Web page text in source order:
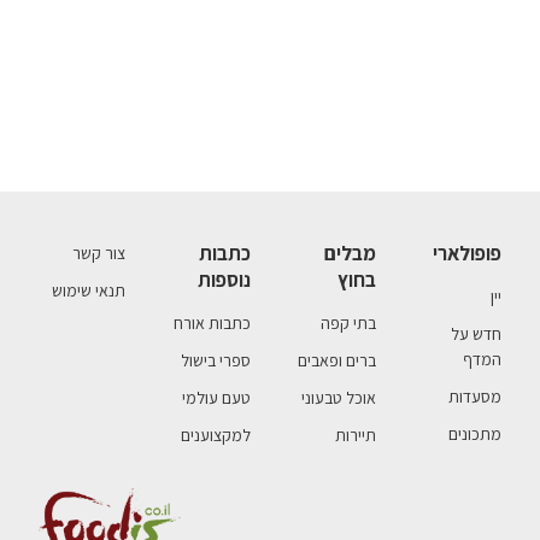
פופולארי
יין
חדש על
המדף
מסעדות
מתכונים
מבלים
בחוץ
בתי קפה
ברים ופאבים
אוכל טבעוני
תיירות
כתבות
נוספות
כתבות אורח
ספרי בישול
טעם עולמי
למקצוענים
צור קשר
תנאי שימוש